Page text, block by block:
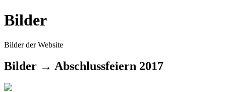
Bilder
Bilder der Website
Bilder → Abschlussfeiern 2017